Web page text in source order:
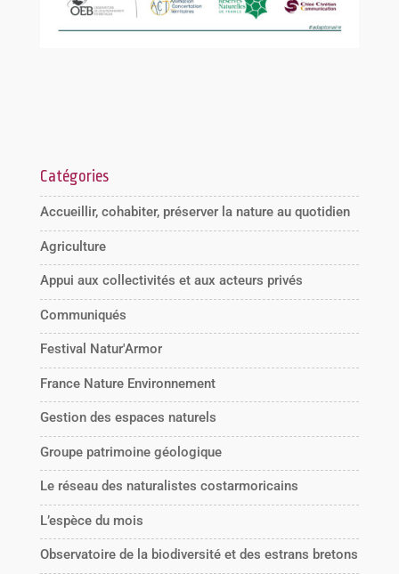
Catégories
Accueillir, cohabiter, préserver la nature au quotidien
Agriculture
Appui aux collectivités et aux acteurs privés
Communiqués
Festival Natur'Armor
France Nature Environnement
Gestion des espaces naturels
Groupe patrimoine géologique
Le réseau des naturalistes costarmoricains
L’espèce du mois
Observatoire de la biodiversité et des estrans bretons